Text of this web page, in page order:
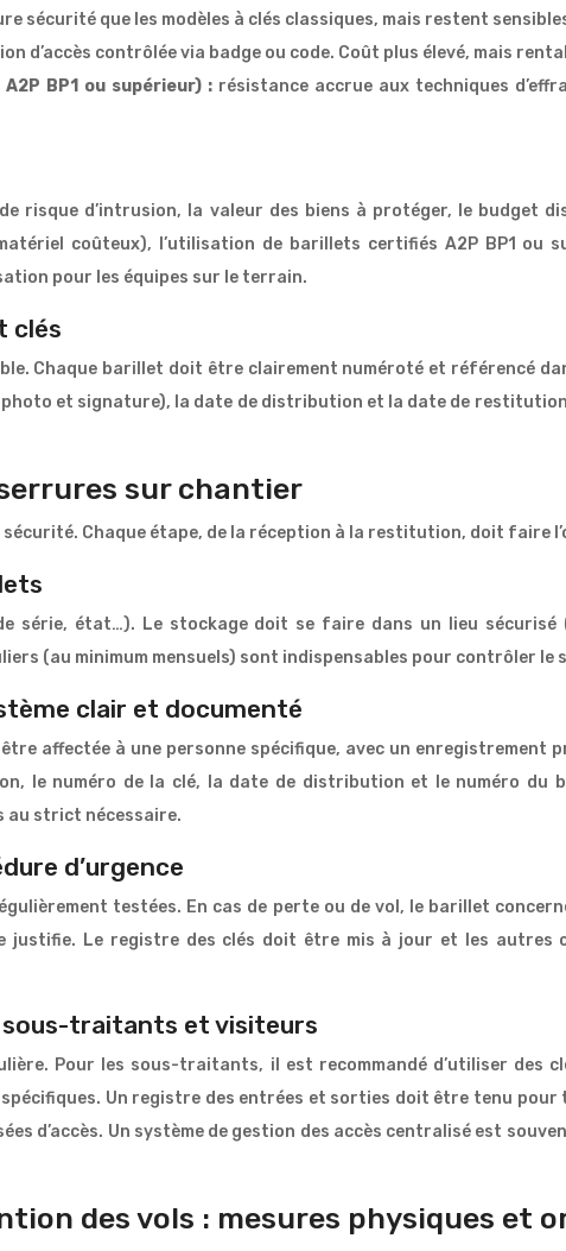
sécurité que les modèles à clés classiques, mais restent
d’accès contrôlée via badge ou code. Coût plus élevé, mais
BP1 ou supérieur) : résistance accrue aux techniques
risque d’intrusion, la valeur des biens à protéger, le budget
coûteux), l’utilisation de barillets certifiés A2P BP1 ou
pour les équipes sur le terrain.
clés
Chaque barillet doit être clairement numéroté et référencé
et signature), la date de distribution et la date de
sur chantier
Chaque étape, de la réception à la restitution, doit faire
série, état…). Le stockage doit se faire dans un lieu
(au minimum mensuels) sont indispensables pour contrôler
clair et documenté
affectée à une personne spécifique, avec un enregistrement
le numéro de la clé, la date de distribution et le numéro
au strict nécessaire.
d’urgence
testées. En cas de perte ou de vol, le barillet
Le registre des clés doit être mis à jour et les autres
sous-traitants et visiteurs
Pour les sous-traitants, il est recommandé d’utiliser des
Un registre des entrées et sorties doit être tenu
d’accès. Un système de gestion des accès centralisé est
des vols : mesures physiques et